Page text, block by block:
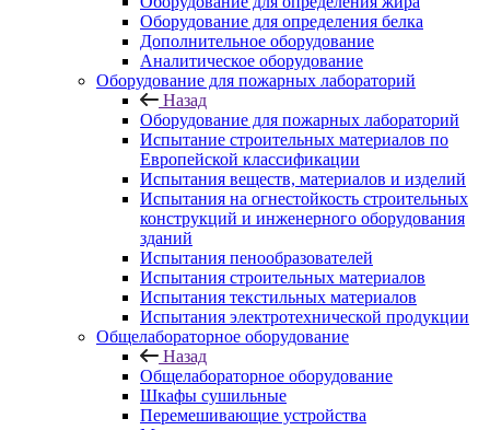
Оборудование для определения белка
Дополнительное оборудование
Аналитическое оборудование
Оборудование для пожарных лабораторий
Назад
Оборудование для пожарных лабораторий
Испытание строительных материалов по
Европейской классификации
Испытания веществ, материалов и изделий
Испытания на огнестойкость строительных
конструкций и инженерного оборудования
зданий
Испытания пенообразователей
Испытания строительных материалов
Испытания текстильных материалов
Испытания электротехнической продукции
Общелабораторное оборудование
Назад
Общелабораторное оборудование
Шкафы сушильные
Перемешивающие устройства